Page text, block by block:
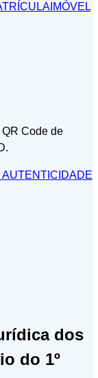
IMÓVEL
Code de
dos
do 1º